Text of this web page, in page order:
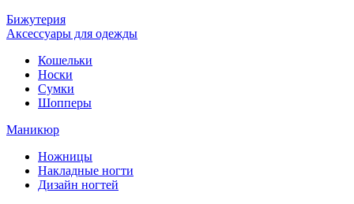
Бижутерия
Аксессуары для одежды
Кошельки
Носки
Сумки
Шопперы
Маникюр
Ножницы
Накладные ногти
Дизайн ногтей